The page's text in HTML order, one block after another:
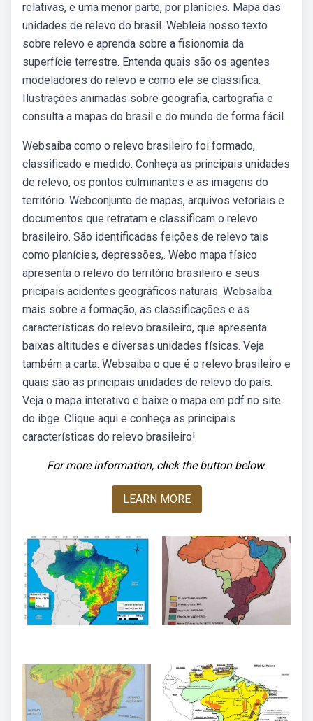
relativas, e uma menor parte, por planícies. Mapa das
unidades de relevo do brasil. Webleia nosso texto
sobre relevo e aprenda sobre a fisionomia da
superfície terrestre. Entenda quais são os agentes
modeladores do relevo e como ele se classifica.
Ilustrações animadas sobre geografia, cartografia e
consulta a mapas do brasil e do mundo de forma fácil.
Websaiba como o relevo brasileiro foi formado,
classificado e medido. Conheça as principais unidades
de relevo, os pontos culminantes e as imagens do
território. Webconjunto de mapas, arquivos vetoriais e
documentos que retratam e classificam o relevo
brasileiro. São identificadas feições de relevo tais
como planícies, depressões,. Webo mapa físico
apresenta o relevo do território brasileiro e seus
pricipais acidentes geográficos naturais. Websaiba
mais sobre a formação, as classificações e as
características do relevo brasileiro, que apresenta
baixas altitudes e diversas unidades físicas. Veja
também a carta. Websaiba o que é o relevo brasileiro e
quais são as principais unidades de relevo do país.
Veja o mapa interativo e baixe o mapa em pdf no site
do ibge. Clique aqui e conheça as principais
características do relevo brasileiro!
For more information, click the button below.
LEARN MORE